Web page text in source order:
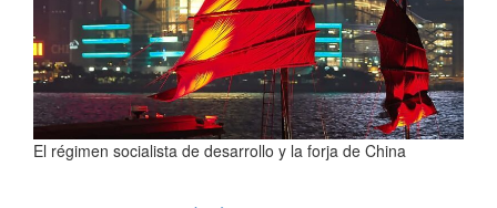
El régimen socialista de desarrollo y la forja de China